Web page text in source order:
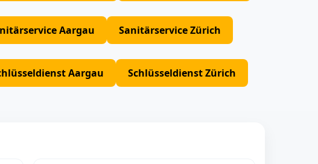
Aargau Sanitärservice Zürich
Aargau Schlüsseldienst Zürich